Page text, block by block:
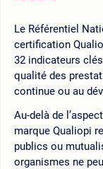
Le Référentiel
certification
32 indicateurs
qualité des
continue ou au
Au-delà de
marque Qualiopi
publics ou
organismes ne